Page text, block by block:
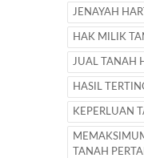
JENAYAH
HAK MILIK
JUAL TANAH
HASIL
KEPERLUAN
TANAH